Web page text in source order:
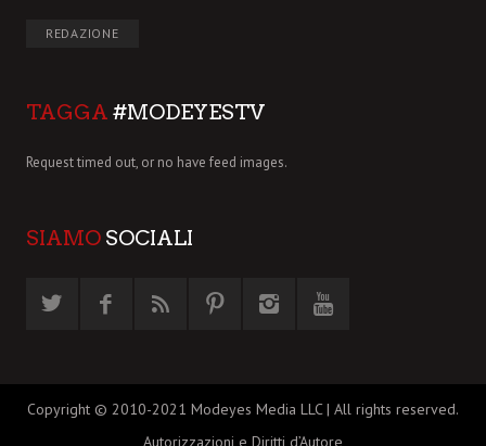
REDAZIONE
TAGGA #MODEYESTV
Request timed out, or no have feed images.
SIAMO SOCIALI
Copyright © 2010-2021 Modeyes Media LLC | All rights reserved.
Autorizzazioni e Diritti d’Autore